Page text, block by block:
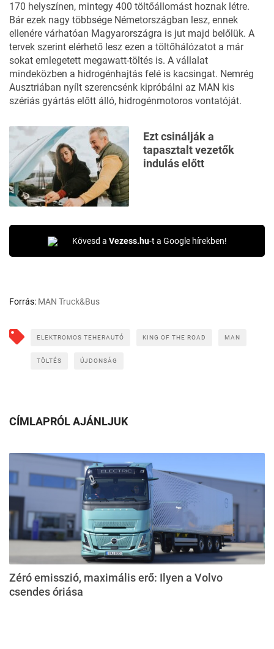
170 helyszínen, mintegy 400 töltőállomást hoznak létre.
Bár ezek nagy többsége Németországban lesz, ennek
ellenére várhatóan Magyarországra is jut majd belőlük. A
tervek szerint elérhető lesz ezen a töltőhálózatot a már
sokat emlegetett megawatt-töltés is. A vállalat
mindeközben a hidrogénhajtás felé is kacsingat. Nemrég
Ausztriában nyílt szerencsénk kipróbálni az MAN kis
szériás gyártás előtt álló, hidrogénmotoros vontatóját.
Ezt csinálják a
tapasztalt vezetők
indulás előtt
Kövesd a Vezess.hu-t a Google hírekben!
Forrás: MAN Truck&Bus
ELEKTROMOS TEHERAUTÓ KING OF THE ROAD MAN
TÖLTÉS ÚJDONSÁG
CÍMLAPRÓL AJÁNLJUK
Zéró emisszió, maximális erő: Ilyen a Volvo
csendes óriása